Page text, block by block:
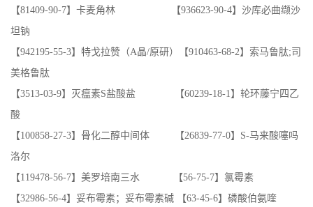
【81409-90-7】卡麦角林 【936623-90-4】沙库必曲缬沙
坦钠
【942195-55-3】特戈拉赞（A晶/原研）【910463-68-2】索马鲁肽;司
美格鲁肽
【3513-03-9】灭瘟素S盐酸盐 【60239-18-1】轮环藤宁四乙
酸
【100858-27-3】骨化二醇中间体 【26839-77-0】S-马来酸噻吗
洛尔
【119478-56-7】美罗培南三水 【56-75-7】氯霉素
【32986-56-4】妥布霉素；妥布霉素碱 【63-45-6】磷酸伯氨喹